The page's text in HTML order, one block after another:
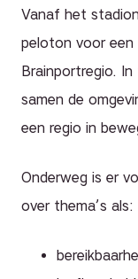
Vanaf het
peloton voor
Brainportregio. In
samen de
een regio in
Onderweg is er
over thema’s als: